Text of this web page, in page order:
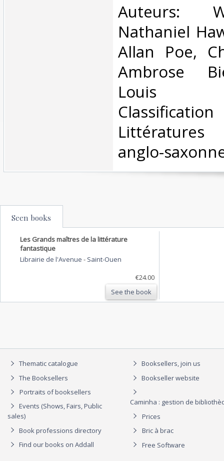
‎Auteurs:
Nathaniel
Allan Poe,
Ambrose
Louis
anglo-
Seen books
Les Grands maîtres de la littérature
fantastique
Librairie de l'Avenue - Saint-Ouen
€24.00
See the book
Thematic catalogue
The Booksellers
Portraits of booksellers
Events (Shows, Fairs, Public
sales)
Book professions directory
Find our books on Addall
Booksellers, join us
Bookseller website
Caminha : gestion de
Prices
Bric à brac
Free Software